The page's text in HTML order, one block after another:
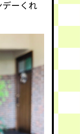
デーくれ